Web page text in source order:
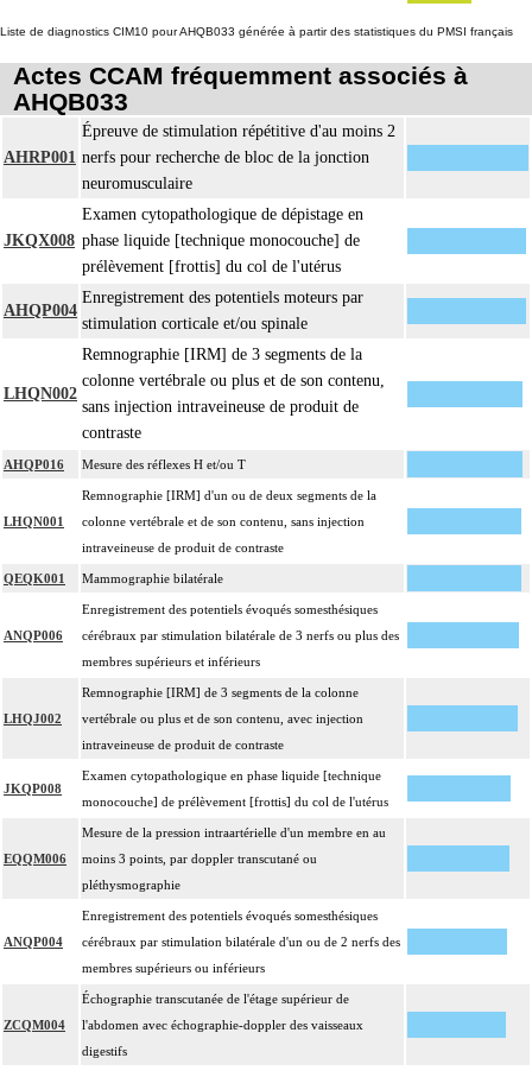
Liste de diagnostics CIM10 pour AHQB033 générée à partir des statistiques du PMSI français
Actes CCAM fréquemment associés à
AHQB033
AHRP001
Épreuve de stimulation répétitive d'au moins 2
nerfs pour recherche de bloc de la jonction
neuromusculaire
JKQX008
Examen cytopathologique de dépistage en
phase liquide [technique monocouche] de
prélèvement [frottis] du col de l'utérus
AHQP004
Enregistrement des potentiels moteurs par
stimulation corticale et/ou spinale
LHQN002
Remnographie [IRM] de 3 segments de la
colonne vertébrale ou plus et de son contenu,
sans injection intraveineuse de produit de
contraste
AHQP016 Mesure des réflexes H et/ou T
LHQN001
Remnographie [IRM] d'un ou de deux segments de la
colonne vertébrale et de son contenu, sans injection
intraveineuse de produit de contraste
QEQK001 Mammographie bilatérale
ANQP006
Enregistrement des potentiels évoqués somesthésiques
cérébraux par stimulation bilatérale de 3 nerfs ou plus des
membres supérieurs et inférieurs
LHQJ002
Remnographie [IRM] de 3 segments de la colonne
vertébrale ou plus et de son contenu, avec injection
intraveineuse de produit de contraste
JKQP008
Examen cytopathologique en phase liquide [technique
monocouche] de prélèvement [frottis] du col de l'utérus
EQQM006
Mesure de la pression intraartérielle d'un membre en au
moins 3 points, par doppler transcutané ou
pléthysmographie
ANQP004
Enregistrement des potentiels évoqués somesthésiques
cérébraux par stimulation bilatérale d'un ou de 2 nerfs des
membres supérieurs ou inférieurs
ZCQM004
Échographie transcutanée de l'étage supérieur de
l'abdomen avec échographie-doppler des vaisseaux
digestifs